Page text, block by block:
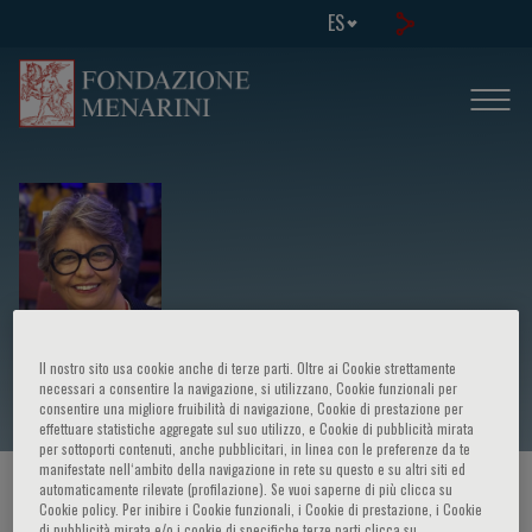
ES
Elisa Franco De Assis Costa
HOME PAGE / CURSOS Y EVENTOS / ORADOR
Il nostro sito usa cookie anche di terze parti. Oltre ai Cookie strettamente
necessari a consentire la navigazione, si utilizzano, Cookie funzionali per
consentire una migliore fruibilità di navigazione, Cookie di prestazione per
effettuare statistiche aggregate sul suo utilizzo, e Cookie di pubblicità mirata
per sottoporti contenuti, anche pubblicitari, in linea con le preferenze da te
manifestate nell‘ambito della navigazione in rete su questo e su altri siti ed
automaticamente rilevate (profilazione). Se vuoi saperne di più clicca su
Cookie policy. Per inibire i Cookie funzionali, i Cookie di prestazione, i Cookie